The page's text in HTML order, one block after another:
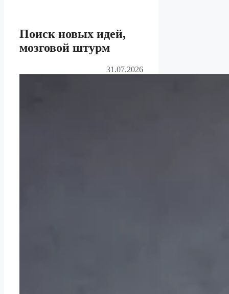
Поиск новых идей,
мозговой штурм
31.07.2026